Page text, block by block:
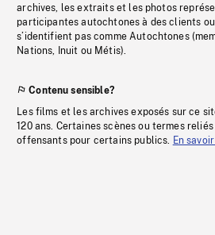
archives, les extraits et les photos
participantes autochtones à des clients
s’identifient pas comme Autochtones
Nations, Inuit ou Métis).
Contenu sensible?
Les films et les archives exposés sur ce
120 ans. Certaines scènes ou termes
offensants pour certains publics. En